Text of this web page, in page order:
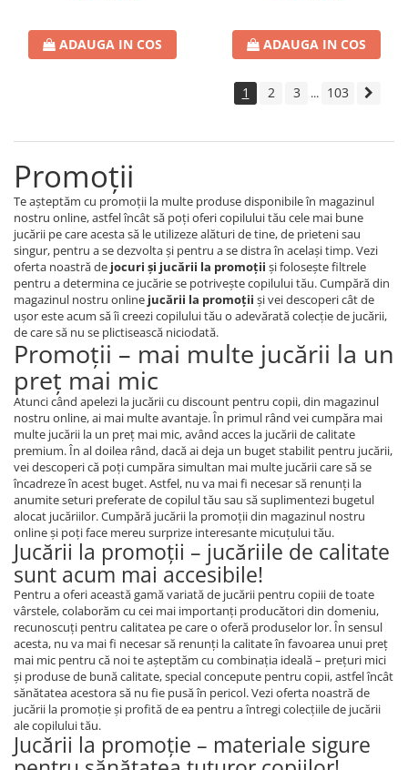
ADAUGA IN COS ADAUGA IN COS
1 2 3 ... 103
Promoţii
Te aşteptăm cu promoţii la multe produse disponibile în magazinul
nostru online, astfel încât să poţi oferi copilului tău cele mai bune
jucării pe care acesta să le utilizeze alături de tine, de prieteni sau
singur, pentru a se dezvolta şi pentru a se distra în acelaşi timp. Vezi
oferta noastră de jocuri şi jucării la promoţii şi foloseşte filtrele
pentru a determina ce jucărie se potriveşte copilului tău. Cumpără din
magazinul nostru online jucării la promoţii şi vei descoperi cât de
uşor este acum să îi creezi copilului tău o adevărată colecţie de jucării,
de care să nu se plictisească niciodată.
Promoţii – mai multe jucării la un
preţ mai mic
Atunci când apelezi la jucării cu discount pentru copii, din magazinul
nostru online, ai mai multe avantaje. În primul rând vei cumpăra mai
multe jucării la un preţ mai mic, având acces la jucării de calitate
premium. În al doilea rând, dacă ai deja un buget stabilit pentru jucării,
vei descoperi că poţi cumpăra simultan mai multe jucării care să se
încadreze în acest buget. Astfel, nu va mai fi necesar să renunţi la
anumite seturi preferate de copilul tău sau să suplimentezi bugetul
alocat jucăriilor. Cumpără jucării la promoţii din magazinul nostru
online şi poţi face mereu surprize interesante micuţului tău.
Jucării la promoţii – jucăriile de calitate
sunt acum mai accesibile!
Pentru a oferi această gamă variată de jucării pentru copiii de toate
vârstele, colaborăm cu cei mai importanţi producători din domeniu,
recunoscuţi pentru calitatea pe care o oferă produselor lor. În sensul
acesta, nu va mai fi necesar să renunţi la calitate în favoarea unui preţ
mai mic pentru că noi te aşteptăm cu combinaţia ideală – preţuri mici
şi produse de bună calitate, special concepute pentru copii, astfel încât
sănătatea acestora să nu fie pusă în pericol. Vezi oferta noastră de
jucării la promoţie şi profită de ea pentru a întregi colecţiile de jucării
ale copilului tău.
Jucării la promoţie – materiale sigure